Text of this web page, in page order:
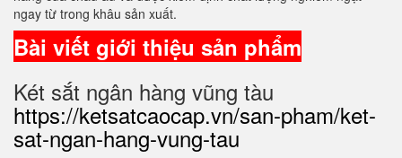
ngay từ trong khâu sản xuất.
Bài viết giới thiệu sản phẩm
Két sắt ngân hàng vũng tàu
https://ketsatcaocap.vn/san-pham/ket-
sat-ngan-hang-vung-tau